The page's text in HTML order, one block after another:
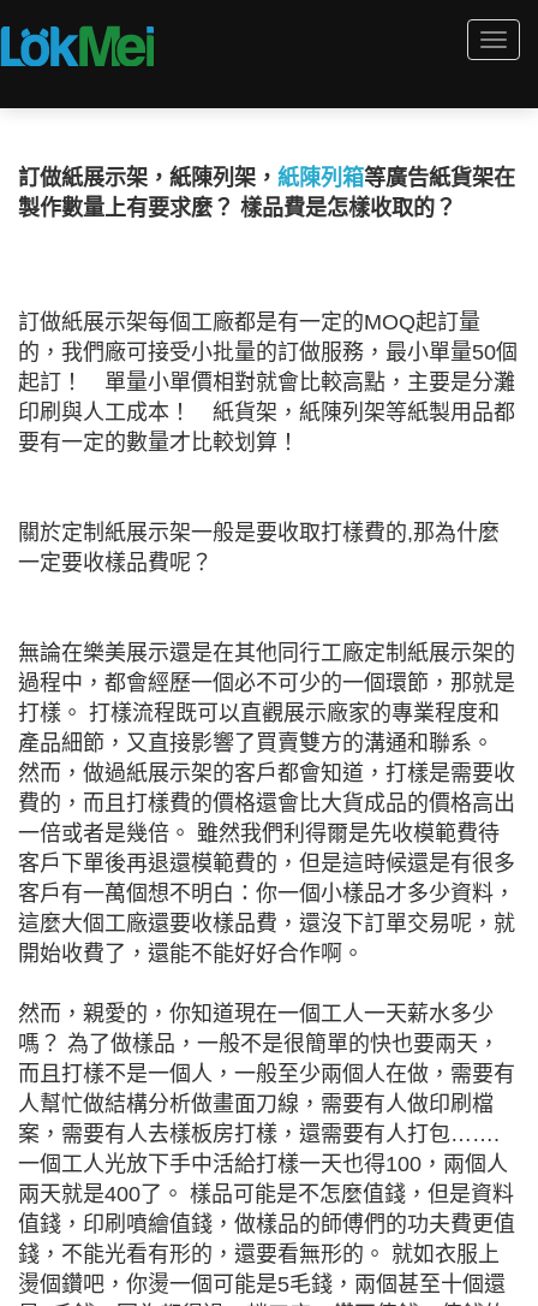
訂做紙展示架，紙陳列架， 紙陳列箱等廣告紙貨架在
製作數量上有要求麼？ 樣品費是怎樣收取的？
訂做紙展示架每個工廠都是有一定的MOQ起訂量
的，我們廠可接受小批量的訂做服務，最小單量50個
起訂！ 單量小單價相對就會比較高點，主要是分灘
印刷與人工成本！ 紙貨架，紙陳列架等紙製用品都
要有一定的數量才比較划算！
關於定制紙展示架一般是要收取打樣費的,那為什麼
一定要收樣品費呢？
無論在樂美展示還是在其他同行工廠定制紙展示架的
過程中，都會經歷一個必不可少的一個環節，那就是
打樣。 打樣流程既可以直觀展示廠家的專業程度和
產品細節，又直接影響了買賣雙方的溝通和聯系。
然而，做過紙展示架的客戶都會知道，打樣是需要收
費的，而且打樣費的價格還會比大貨成品的價格高出
一倍或者是幾倍。 雖然我們利得爾是先收模範費待
客戶下單後再退還模範費的，但是這時候還是有很多
客戶有一萬個想不明白：你一個小樣品才多少資料，
這麼大個工廠還要收樣品費，還沒下訂單交易呢，就
開始收費了，還能不能好好合作啊。
然而，親愛的，你知道現在一個工人一天薪水多少
嗎？ 為了做樣品，一般不是很簡單的快也要兩天，
而且打樣不是一個人，一般至少兩個人在做，需要有
人幫忙做結構分析做畫面刀線，需要有人做印刷檔
案，需要有人去樣板房打樣，還需要有人打包…….
一個工人光放下手中活給打樣一天也得100，兩個人
兩天就是400了。 樣品可能是不怎麼值錢，但是資料
值錢，印刷噴繪值錢，做樣品的師傅們的功夫費更值
錢，不能光看有形的，還要看無形的。 就如衣服上
燙個鑽吧，你燙一個可能是5毛錢，兩個甚至十個還